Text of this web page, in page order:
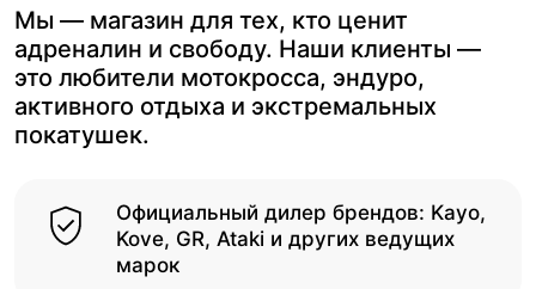
Мы — магазин для тех, кто ценит
адреналин и свободу. Наши клиенты —
это любители мотокросса, эндуро,
активного отдыха и экстремальных
покатушек.
Официальный дилер брендов: Kayo,
Kove, GR, Ataki и других ведущих
марок